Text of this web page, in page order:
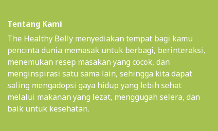
Tentang Kami
The Healthy Belly menyediakan tempat bagi kamu
pencinta dunia memasak untuk berbagi, berinteraksi,
menemukan resep masakan yang cocok, dan
menginspirasi satu sama lain, sehingga kita dapat
saling mengadopsi gaya hidup yang lebih sehat
melalui makanan yang lezat, menggugah selera, dan
baik untuk kesehatan.